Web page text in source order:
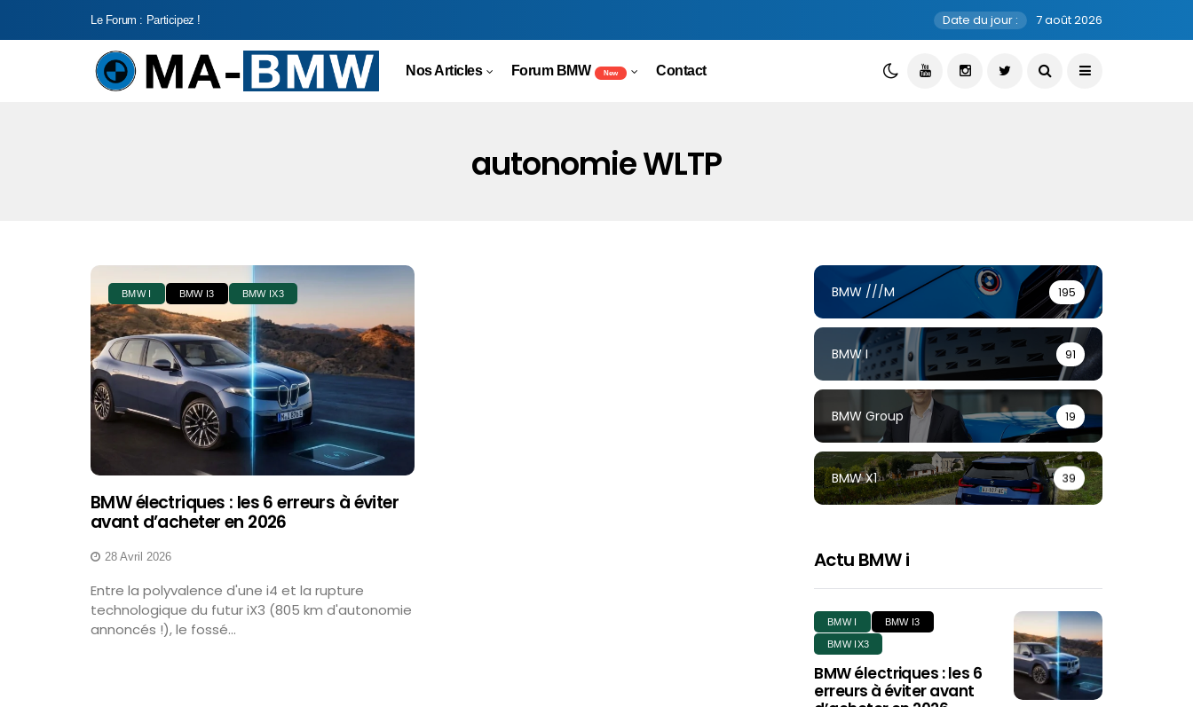
Le Forum : Participez ! Date du jour : 7 août 2026
Nos Articles Forum BMW New Contact
autonomie WLTP
BMW I BMW I3 BMW IX3
BMW électriques : les 6 erreurs à éviter
avant d’acheter en 2026
28 Avril 2026
Entre la polyvalence d'une i4 et la rupture
technologique du futur iX3 (805 km d'autonomie
annoncés !), le fossé...
BMW ///M 195
BMW I 91
BMW Group 19
BMW X1 39
Actu BMW i
BMW I BMW I3
BMW IX3
BMW électriques : les 6
erreurs à éviter avant